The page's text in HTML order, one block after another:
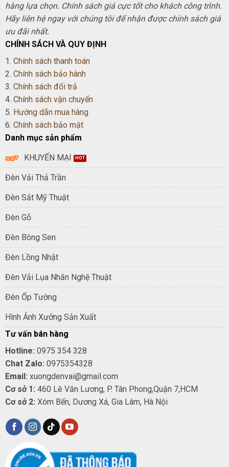
hàng lựa chọn. Chính sách giá cực tốt cho khách công trình.
Hãy liên hệ ngay với chúng tôi để nhận được chính sách giá
ưu đãi nhất.
CHÍNH SÁCH VÀ QUY ĐỊNH
1. Chính sách thanh toán
2. Chính sách bảo hành
3. Chính sách đổi trả
4. Chính sách vận chuyển
5. Hướng dẫn mua hàng
6. Chính sách bảo mật
Danh mục sản phẩm
KHUYẾN MẠI
Đèn Vải Thả Trần
Đèn Sắt Mỹ Thuật
Đèn Gỗ
Đèn Bông Sen
Đèn Lồng Nhật
Đèn Vải Lụa Nhăn Nghệ Thuật
Đèn Ốp Tường
Hình Ảnh Xưởng Sản Xuất
Tư vấn bán hàng
Hotline: 0975 354 328
Chat Zalo: 0975354328
Email: xuongdenvai@gmail.com
Cơ sở 1: 460 Lê Văn Lương, P. Tân Phong,Quận 7,HCM
Cơ sở 2: Xóm Bến, Dương Xá, Gia Lâm, Hà Nội